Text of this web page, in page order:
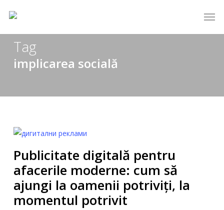
main
contentTag
implicarea socială
Publicitate digitală pentru
afacerile moderne: cum să
ajungi la oamenii potriviți, la
momentul potrivit